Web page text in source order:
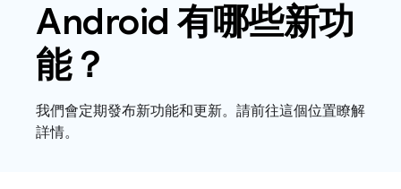
Android 有哪些新功
能？
我們會定期發布新功能和更新。請前往這個位置瞭解
詳情。